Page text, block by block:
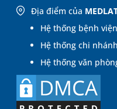
Địa điểm của
Hệ thống bệnh
Hệ thống chi
Hệ thống văn